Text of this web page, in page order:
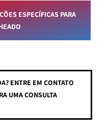
ESPECÍFICAS PARA
ENTRE EM CONTATO
UMA CONSULTA